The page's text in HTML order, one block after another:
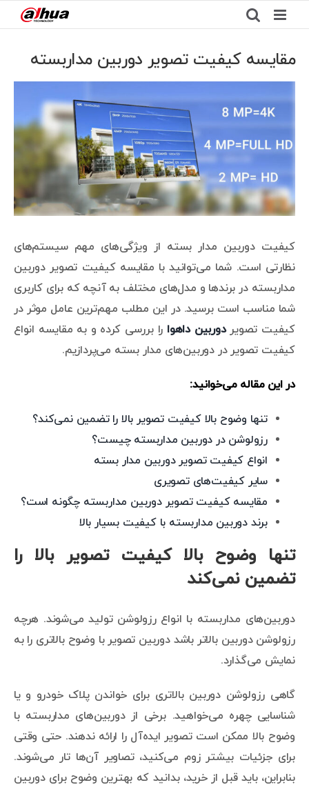
to
content
مقایسه کیفیت تصویر دوربین مداربسته
Larger
کیفیت دوربین مدار بسته از ویژگی‌های مهم سیستم‌های
نظارتی است. شما می‌توانید با مقایسه کیفیت تصویر دوربین
مداربسته در برندها و مدل‌های مختلف به آنچه که برای کاربری
شما مناسب است برسید. در این مطلب مهم‌ترین عامل موثر در
کیفیت تصویردوربین داهوا را بررسی کرده و به مقایسه انواع
کیفیت تصویر در دوربین‌های مدار بسته می‌پردازیم.
در این مقاله می‌خوانید:
تنها وضوح بالا کیفیت تصویر بالا را تضمین نمی‌کند؟
رزولوشن در دوربین مداربسته چیست؟
انواع کیفیت تصویر دوربین مدار بسته
سایر کیفیت‌های تصویری
مقایسه کیفیت تصویر دوربین مداربسته چگونه است؟
برند دوربین مداربسته با کیفیت بسیار بالا
تنها وضوح بالا کیفیت تصویر بالا را
تضمین نمی‌کند
دوربین‌های مداربسته با انواع رزولوشن تولید می‌شوند. هرچه
رزولوشن دوربین بالاتر باشد دوربین تصویر با وضوح بالاتری را به
نمایش می‌گذارد.
گاهی رزولوشن دوربین بالاتری برای خواندن پلاک خودرو و یا
شناسایی چهره می‌خواهید. برخی از دوربین‌های مداربسته با
وضوح بالا ممکن است تصویر ایده‌آل را ارائه ندهند. حتی وقتی
برای جزئیات بیشتر زوم می‌کنید، تصاویر آن‌ها تار می‌شوند.
بنابراین، باید قبل از خرید، بدانید که بهترین وضوح برای دوربین